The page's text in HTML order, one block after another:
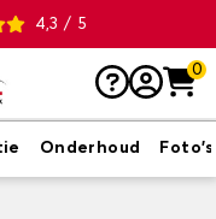
4,3 / 5
0
Onderhoud Foto's